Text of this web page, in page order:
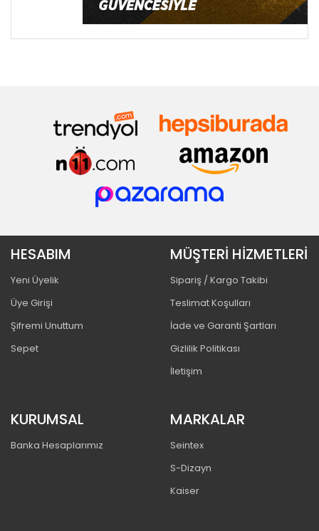
HESABIM
Yeni Üyelik
Üye Girişi
Şifremi Unuttum
Sepet
MÜŞTERİ HİZMETLERİ
Sipariş / Kargo Takibi
Teslimat Koşulları
İade ve Garanti Şartları
Gizlilik Politikası
İletişim
KURUMSAL
Banka Hesaplarımız
MARKALAR
Seintex
S-Dizayn
Kaiser